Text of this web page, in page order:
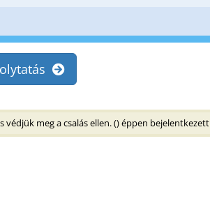
meg a csalás ellen. () éppen